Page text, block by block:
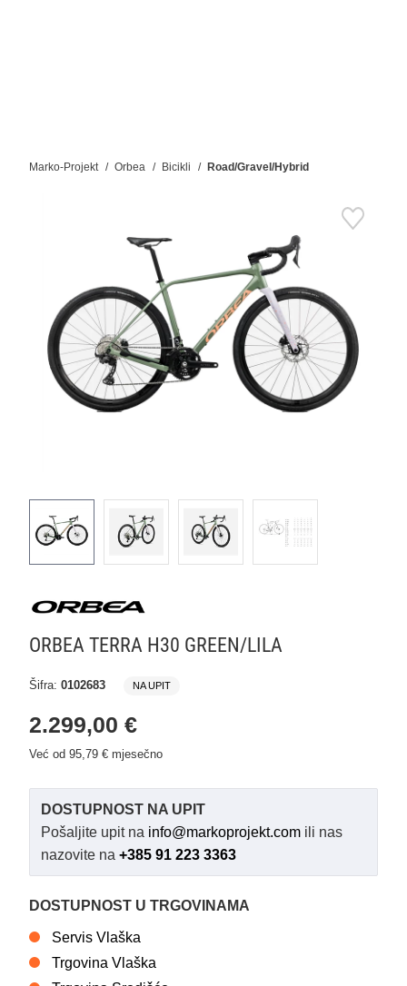
Marko-Projekt Orbea Bicikli Road/Gravel/Hybrid
ORBEA TERRA H30 GREEN/LILA
Šifra: 0102683 NA UPIT
2.299,00 €
Već od 95,79 € mjesečno
DOSTUPNOST NA UPIT
Pošaljite upit na info@markoprojekt.com ili nas
nazovite na +385 91 223 3363
DOSTUPNOST U TRGOVINAMA
Servis Vlaška
Trgovina Vlaška